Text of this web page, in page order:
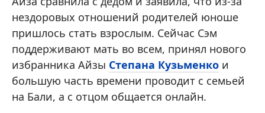
нездоровых отношений родителей юноше
пришлось стать взрослым. Сейчас Сэм
поддерживают мать во всем, принял нового
избранника Айзы Степана Кузьменко и
большую часть времени проводит с семьей
на Бали, а с отцом общается онлайн.